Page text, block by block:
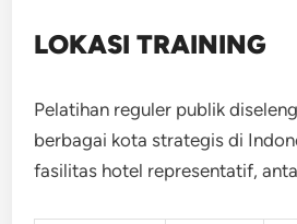
LOKASI TRAINING
Pelatihan reguler publik
berbagai kota strategis di
fasilitas hotel representatif,